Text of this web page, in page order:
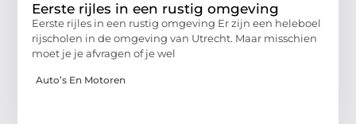
Eerste rijles in een rustig omgeving
Eerste rijles in een rustig omgeving Er zijn een heleboel
rijscholen in de omgeving van Utrecht. Maar misschien
moet je je afvragen of je wel
Auto’s En Motoren